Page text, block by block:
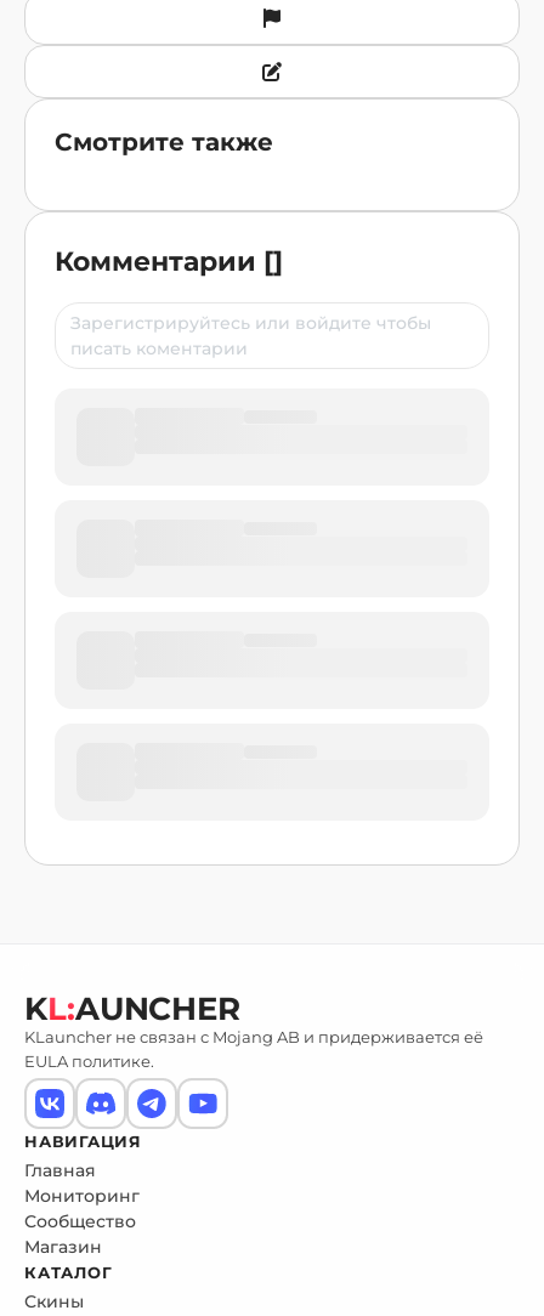
Смотрите также
Комментарии []
KL:AUNCHER
KLauncher не связан с Mojang AB и придерживается её
EULA политике.
НАВИГАЦИЯ
Главная
Мониторинг
Сообщество
Магазин
КАТАЛОГ
Скины